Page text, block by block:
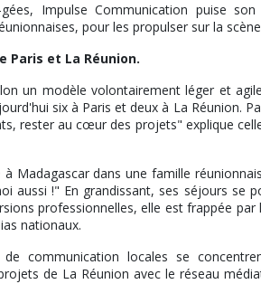
Impulse Communication puise
pour les propulser sur la
Paris et La Réunion.
un modèle volontairement léger et
six à Paris et deux à La Réunion.
rester au cœur des projets" explique
Madagascar dans une famille
aussi !" En grandissant, ses séjours se
professionnelles, elle est frappée
nationaux.
communication locales se
de La Réunion avec le réseau